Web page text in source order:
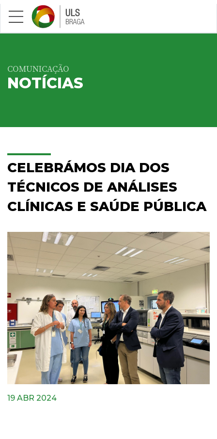
Saltar para conteúdo principal
COMUNICAÇÃO
NOTÍCIAS
CELEBRÁMOS DIA DOS
TÉCNICOS DE ANÁLISES
CLÍNICAS E SAÚDE PÚBLICA
19 ABR 2024